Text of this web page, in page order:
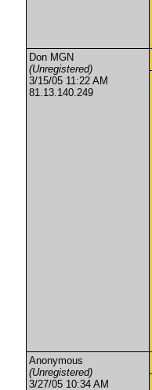
Don MGN
(Unregistered)
3/15/05 11:22 AM
81.13.140.249
Anonymous
(Unregistered)
3/27/05 10:34 AM